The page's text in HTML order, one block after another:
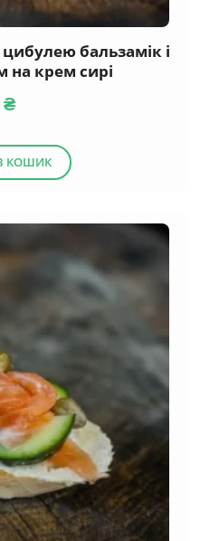
бальзамік і
на крем сирі
₴
КОШИК